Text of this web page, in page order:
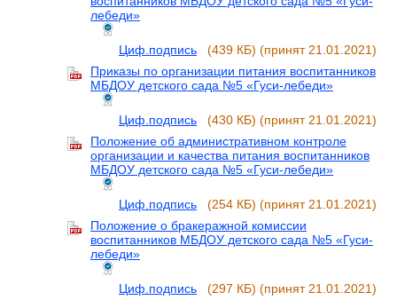
лебеди»
Циф.подпись (439 КБ) (принят 21.01.2021)
Приказы по организации питания воспитанников
МБДОУ детского сада №5 «Гуси-лебеди»
Циф.подпись (430 КБ) (принят 21.01.2021)
Положение об административном контроле
организации и качества питания воспитанников
МБДОУ детского сада №5 «Гуси-лебеди»
Циф.подпись (254 КБ) (принят 21.01.2021)
Положение о бракеражной комиссии
воспитанников МБДОУ детского сада №5 «Гуси-
лебеди»
Циф.подпись (297 КБ) (принят 21.01.2021)